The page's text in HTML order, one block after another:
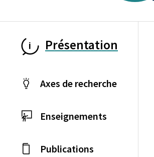
Présentation
Axes de recherche
Enseignements
Publications